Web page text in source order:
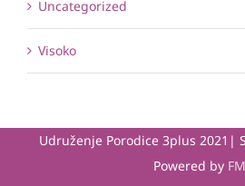
Uncategorized
Visoko
Udruženje Porodice 3plus 2021|
Powered by